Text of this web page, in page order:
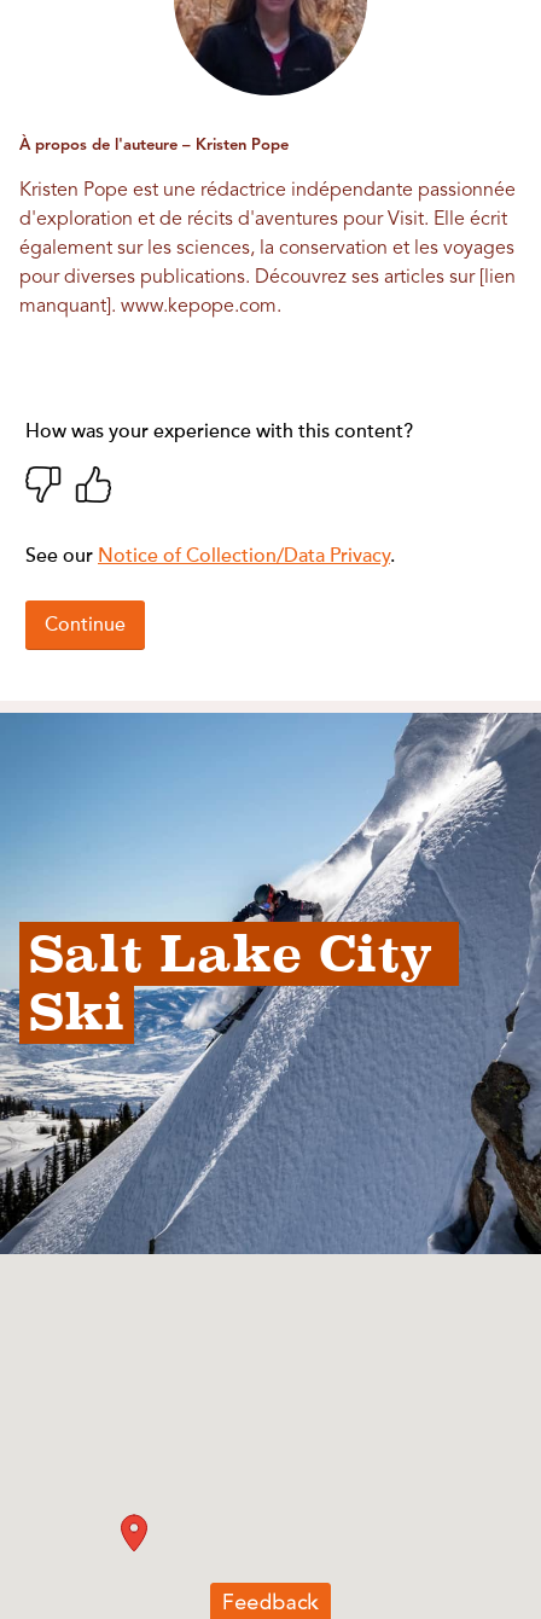
À propos de l'auteure – Kristen Pope
Kristen Pope est une rédactrice indépendante passionnée
d'exploration et de récits d'aventures pour Visit. Elle écrit
également sur les sciences, la conservation et les voyages
pour diverses publications. Découvrez ses articles sur [lien
manquant]. www.kepope.com.
Salt Lake City
Ski